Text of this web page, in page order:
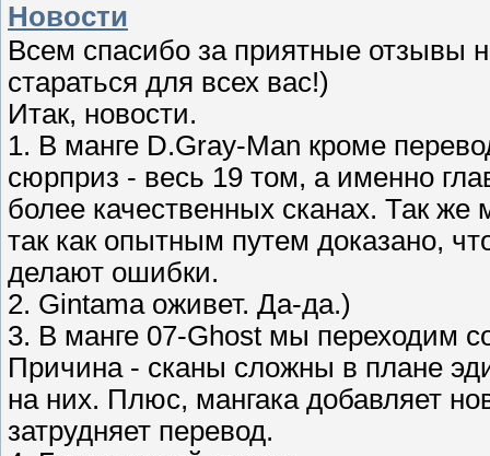
Новости
Всем спасибо за приятные
стараться для всех вас!)
Итак, новости.
1. В манге D.Gray-Man кроме
сюрприз - весь 19 том, а именно
более качественных сканах. Так
так как опытным путем доказано,
делают ошибки.
2. Gintama оживет. Да-да.)
3. В манге 07-Ghost мы переходим
Причина - сканы сложны в плане
на них. Плюс, мангака добавляет
затрудняет перевод.